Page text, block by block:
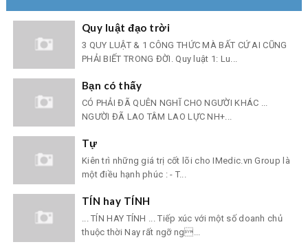
Quy luật đạo trời
3 QUY LUẬT & 1 CÔNG THỨC MÀ BẤT CỨ AI CŨNG
PHẢI BIẾT TRONG ĐỜI. Quy luật 1: Lu...
Bạn có thấy
CÓ PHẢI ĐÃ QUÊN NGHĨ CHO NGƯỜI KHÁC ...
NGƯỜI ĐÃ LAO TÂM LAO LỰC NH+...
Tự
Kiên trì những giá trị cốt lõi cho IMedic.vn Group là
một điều hạnh phúc : - T...
TÍN hay TÍNH
... TÍN HAY TÍNH ... Tiếp xúc với một số doanh chủ
thuộc thời Nay rất ngỡ ng...